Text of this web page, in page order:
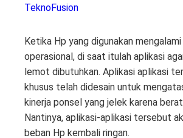
TeknoFusion
Ketika Hp yang digunakan
operasional, di saat itulah aplikasi
lemot dibutuhkan. Aplikasi aplikasi
khusus telah didesain untuk
kinerja ponsel yang jelek karena
Nantinya, aplikasi-aplikasi tersebut
beban Hp kembali ringan.